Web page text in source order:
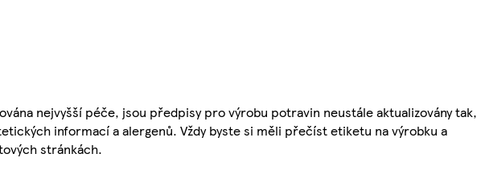
nejvyšší péče, jsou předpisy pro výrobu potravin neustále aktualizovány tak,
informací a alergenů. Vždy byste si měli přečíst etiketu na výrobku a
stránkách.